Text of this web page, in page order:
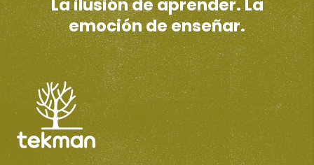
La ilusión de aprender. La
emoción de enseñar.